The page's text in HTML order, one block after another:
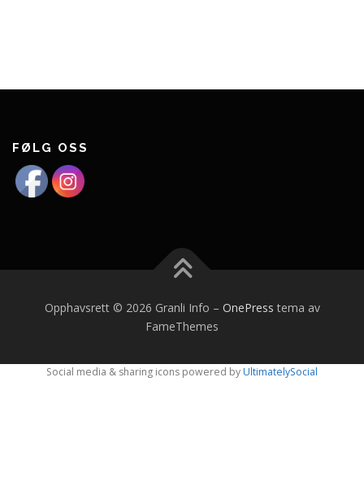
FØLG OSS
Opphavsrett © 2026 Granli Info – OnePress tema av
FameThemes
Social media & sharing icons powered byUltimatelySocial